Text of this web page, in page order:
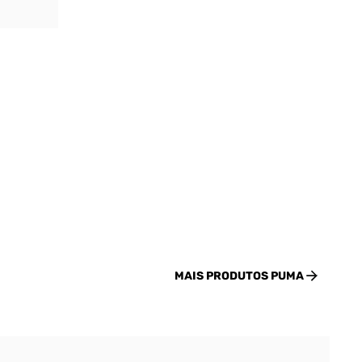
MAIS PRODUTOS PUMA